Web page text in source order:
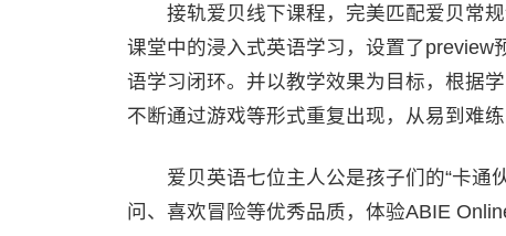
接轨爱贝线下课程，完美匹配爱贝常规
课堂中的浸入式英语学习，设置了preview
语学习闭环。并以教学效果为目标，根据
不断通过游戏等形式重复出现，从易到难练
爱贝英语七位主人公是孩子们的“卡通
问、喜欢冒险等优秀品质，体验ABIE